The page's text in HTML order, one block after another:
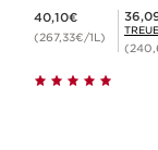
40,10€
(267,33€/1L)
Mitgliederpreis